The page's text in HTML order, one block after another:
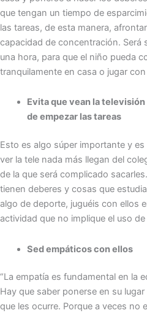
que tengan un tiempo de
las tareas, de esta manera,
capacidad de concentración. Será
una hora, para que el niño pueda
tranquilamente en casa o jugar
Evita que vean la
de empezar las tareas
Esto es algo súper importante y
ver la tele nada más llegan del
de la que será complicado
tienen deberes y cosas que
algo de deporte, juguéis con ellos
actividad que no implique el uso
Sed empáticos con ellos
“La empatía es fundamental en la
Hay que saber ponerse en su
que les ocurre. Porque a veces no